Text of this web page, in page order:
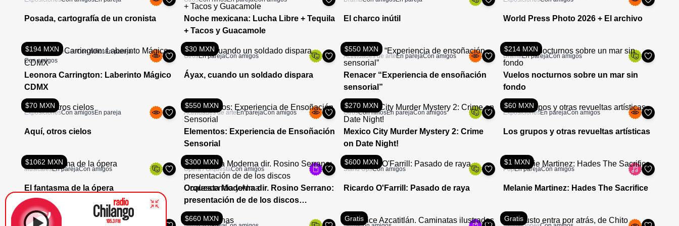
Posada, cartografía de un cronista
Noche mexicana: Lucha Libre + Tequila
+ Tacos y Guacamole
El charco inútil World Press Photo 2026 + El archivo
$194 MXN
Actividades de arteCon niñosEn pareja
Con amigos
Leonora Carrington: Laberinto Mágico
CDMX
$30 MXN
OtrosEn parejaCon amigos
Áyax, cuando un soldado dispara
$550 MXN
Actividades de arte En parejaCon amigos
Renacer “Experiencia de ensoñación
sensorial”
$214 MXN
DramaEn parejaCon amigos
Vuelos nocturnos sobre un mar sin
fondo
$70 MXN
ExposicionesCon amigosEn pareja
Aquí, otros cielos
$550 MXN
Actividades de arte En parejaCon amigos
Elementos: Experiencia de Ensoñación
Sensorial
$270 MXN
OtrosCon niñosEn parejaCon amigos
Mexico City Murder Mystery 2: Crime
on Date Night!
$60 MXN
ExposicionesEn parejaCon amigos
Los grupos y otras revueltas artísticas
$1062 MXN
MusicalesEn parejaCon amigos
El fantasma de la ópera
$300 MXN
Opera / OrquestaCon amigos
Orquesta Moderna dir. Rosino Serrano:
presentación de de los discos
Coalescencia y Alma
$600 MXN
Stand UpsCon amigos
Ricardo O'Farrill: Pasado de raya
$1 MXN
PopEn parejaCon amigos
Melanie Martinez: Hades The Sacrifice
$180 MXN $660 MXN Gratis Gratis